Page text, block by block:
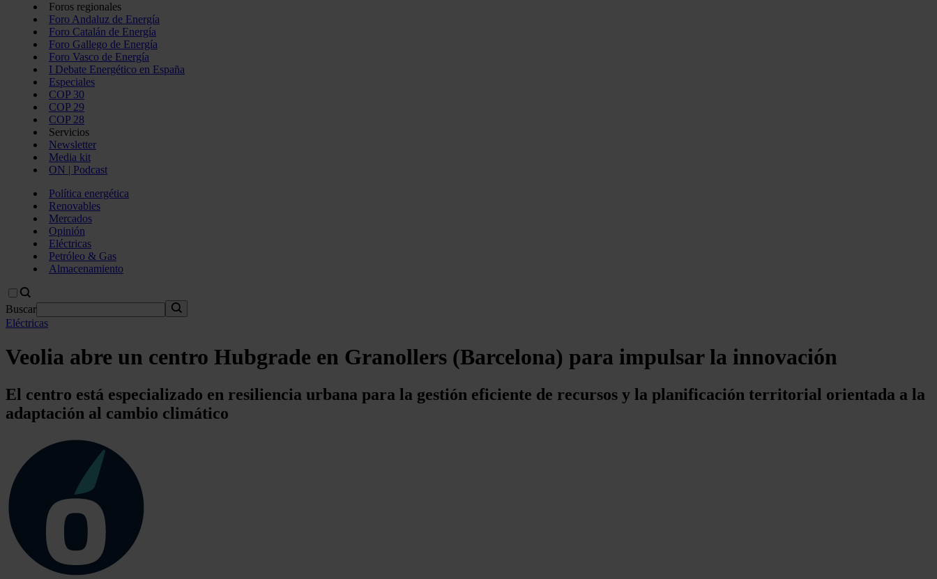
Foros regionales
Foro Andaluz de Energía
Foro Catalán de Energía
Foro Gallego de Energía
Foro Vasco de Energía
I Debate Energético en España
Especiales
COP 30
COP 29
COP 28
Servicios
Newsletter
Media kit
ON | Podcast
Política energética
Renovables
Mercados
Opinión
Eléctricas
Petróleo & Gas
Almacenamiento
Buscar
Eléctricas
Veolia abre un centro Hubgrade en Granollers (Barcelona) para impulsar la innovación
El centro está especializado en resiliencia urbana para la gestión eficiente de recursos y la planificación territorial orientada a la
adaptación al cambio climático